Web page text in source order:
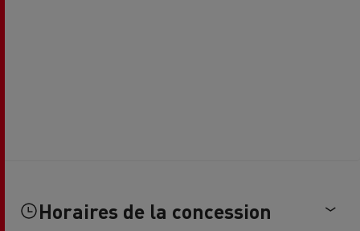
Horaires de la concession